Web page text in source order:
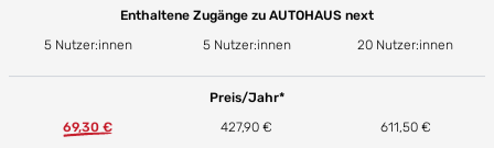
Enthaltene Zugänge zu AUTOHAUS next
5 Nutzer:innen
5 Nutzer:innen 20 Nutzer:innen
Preis/Jahr*
69,30 €
427,90 € 611,50 €